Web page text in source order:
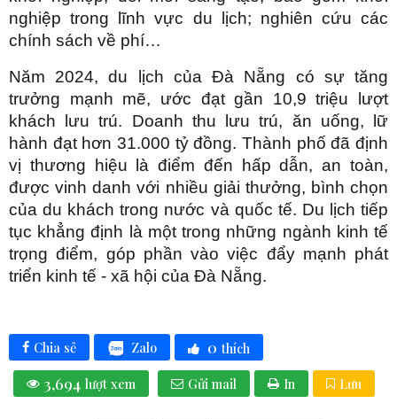
nghiệp trong lĩnh vực du lịch; nghiên cứu các
chính sách về phí…
Năm 2024, du lịch của Đà Nẵng có sự tăng
trưởng mạnh mẽ, ước đạt gần 10,9 triệu lượt
khách lưu trú. Doanh thu lưu trú, ăn uống, lữ
hành đạt hơn 31.000 tỷ đồng. Thành phố đã định
vị thương hiệu là điểm đến hấp dẫn, an toàn,
được vinh danh với nhiều giải thưởng, bình chọn
của du khách trong nước và quốc tế. Du lịch tiếp
tục khẳng định là một trong những ngành kinh tế
trọng điểm, góp phần vào việc đẩy mạnh phát
triển kinh tế - xã hội của Đà Nẵng.
Chia sẻ Zalo 0 thích
3,694 lượt xem Gửi mail In Lưu